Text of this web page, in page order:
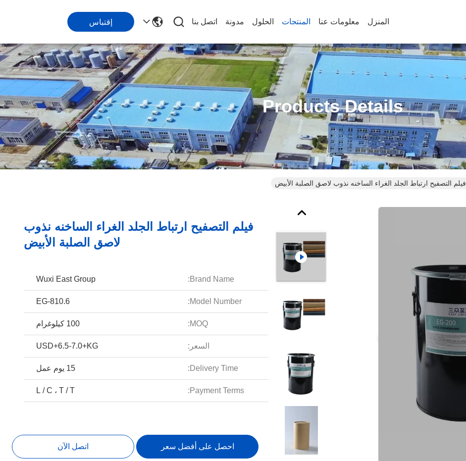
المنزل معلومات عنا المنتجات الحلول مدونة اتصل بنا إقتباس
Products Details
فيلم التصفيح ارتباط الجلد الغراء الساخنه نذوب لاصق الصلبة الأبيض
فيلم التصفيح ارتباط الجلد الغراء الساخنه نذوب
لاصق الصلبة الأبيض
Brand Name:
Wuxi East Group
Model Number:
EG-810.6
MOQ: 100 كيلوغرام
السعر: USD+6.5-7.0+KG
Delivery Time: 15 يوم عمل
Payment Terms: L / C ، T / T
احصل على أفضل سعر اتصل الآن